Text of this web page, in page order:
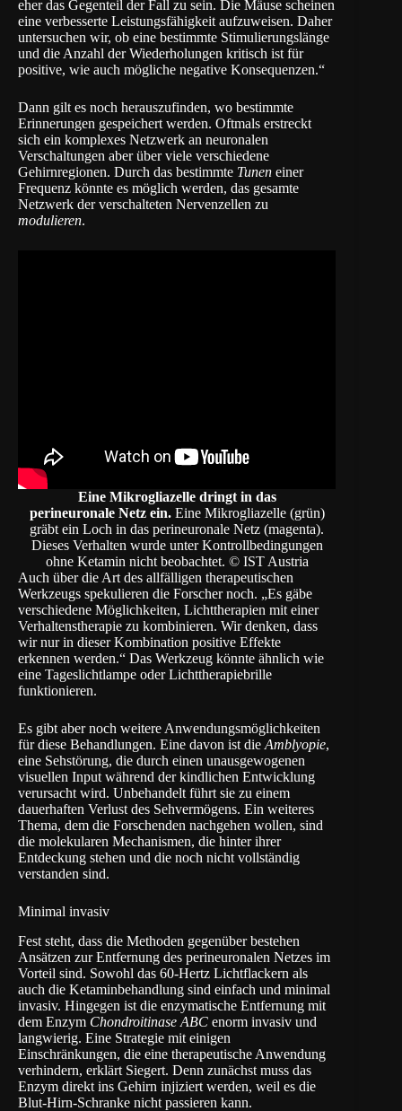
eher das Gegenteil der Fall zu sein. Die Mäuse scheinen
eine verbesserte Leistungsfähigkeit aufzuweisen. Daher
untersuchen wir, ob eine bestimmte Stimulierungslänge
und die Anzahl der Wiederholungen kritisch ist für
positive, wie auch mögliche negative Konsequenzen.“
Dann gilt es noch herauszufinden, wo bestimmte
Erinnerungen gespeichert werden. Oftmals erstreckt
sich ein komplexes Netzwerk an neuronalen
Verschaltungen aber über viele verschiedene
Gehirnregionen. Durch das bestimmte Tunen einer
Frequenz könnte es möglich werden, das gesamte
Netzwerk der verschalteten Nervenzellen zu
modulieren.
Eine Mikrogliazelle dringt in das
perineuronale Netz ein. Eine Mikrogliazelle (grün)
gräbt ein Loch in das perineuronale Netz (magenta).
Dieses Verhalten wurde unter Kontrollbedingungen
ohne Ketamin nicht beobachtet. © IST Austria
Auch über die Art des allfälligen therapeutischen
Werkzeugs spekulieren die Forscher noch. „Es gäbe
verschiedene Möglichkeiten, Lichttherapien mit einer
Verhaltenstherapie zu kombinieren. Wir denken, dass
wir nur in dieser Kombination positive Effekte
erkennen werden.“ Das Werkzeug könnte ähnlich wie
eine Tageslichtlampe oder Lichttherapiebrille
funktionieren.
Es gibt aber noch weitere Anwendungsmöglichkeiten
für diese Behandlungen. Eine davon ist die Amblyopie,
eine Sehstörung, die durch einen unausgewogenen
visuellen Input während der kindlichen Entwicklung
verursacht wird. Unbehandelt führt sie zu einem
dauerhaften Verlust des Sehvermögens. Ein weiteres
Thema, dem die Forschenden nachgehen wollen, sind
die molekularen Mechanismen, die hinter ihrer
Entdeckung stehen und die noch nicht vollständig
verstanden sind.
Minimal invasiv
Fest steht, dass die Methoden gegenüber bestehen
Ansätzen zur Entfernung des perineuronalen Netzes im
Vorteil sind. Sowohl das 60-Hertz Lichtflackern als
auch die Ketaminbehandlung sind einfach und minimal
invasiv. Hingegen ist die enzymatische Entfernung mit
dem Enzym Chondroitinase ABC enorm invasiv und
langwierig. Eine Strategie mit einigen
Einschränkungen, die eine therapeutische Anwendung
verhindern, erklärt Siegert. Denn zunächst muss das
Enzym direkt ins Gehirn injiziert werden, weil es die
Blut-Hirn-Schranke nicht passieren kann.